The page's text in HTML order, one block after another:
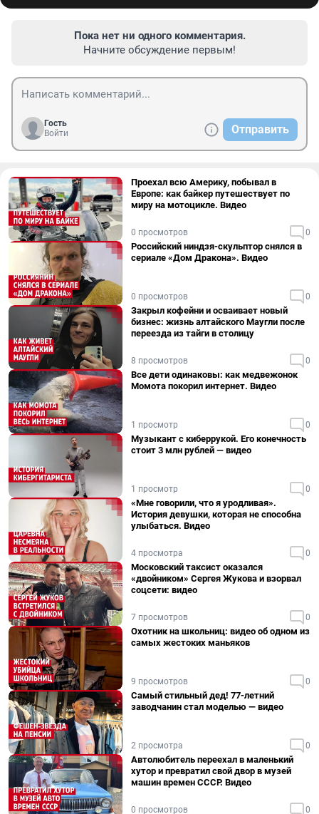
Пока нет ни одного комментария.
Начните обсуждение первым!
Гость
Войти
Отправить
Проехал всю Америку, побывал в
Европе: как байкер путешествует по
миру на мотоцикле. Видео
0 просмотров 0
Российский ниндзя-скульптор снялся в
сериале «Дом Дракона». Видео
0 просмотров 0
Закрыл кофейни и осваивает новый
бизнес: жизнь алтайского Маугли после
переезда из тайги в столицу
8 просмотров 0
Все дети одинаковы: как медвежонок
Момота покорил интернет. Видео
1 просмотр 0
Музыкант с киберрукой. Его конечность
стоит 3 млн рублей — видео
1 просмотр 0
«Мне говорили, что я уродливая».
История девушки, которая не способна
улыбаться. Видео
4 просмотра 0
Московский таксист оказался
«двойником» Сергея Жукова и взорвал
соцсети: видео
7 просмотров 0
Охотник на школьниц: видео об одном из
самых жестоких маньяков
9 просмотров 0
Самый стильный дед! 77-летний
заводчанин стал моделью — видео
2 просмотра 0
Автолюбитель переехал в маленький
хутор и превратил свой двор в музей
машин времен СССР. Видео
0 просмотров 0